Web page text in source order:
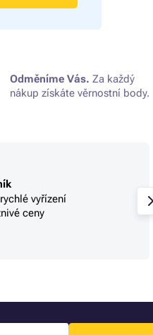
Odměníme Vás. Za každý
nákup získáte věrnostní body.
vyřízení
ceny